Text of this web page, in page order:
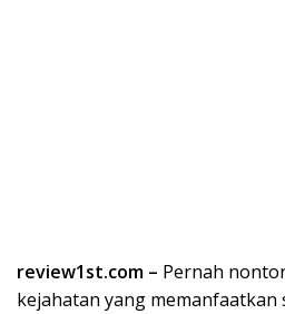
review1st.com – Pernah
kejahatan yang memanfaatkan